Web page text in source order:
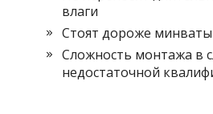
влаги
Стоят дороже минваты
Сложность монтажа в
недостаточной